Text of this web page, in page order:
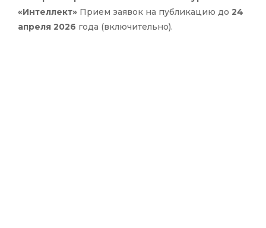
«Интеллект» Прием заявок на публикацию до 24
апреля 2026 года (включительно).